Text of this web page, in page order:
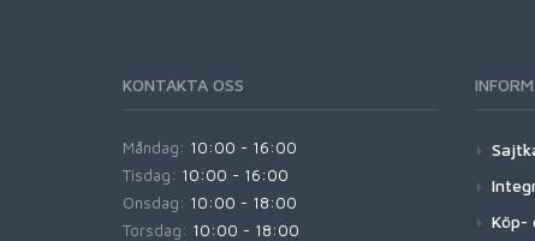
KONTAKTA OSS
Måndag: 10:00 - 16:00
Tisdag: 10:00 - 16:00
Onsdag: 10:00 - 18:00
Torsdag: 10:00 - 18:00
Köp-